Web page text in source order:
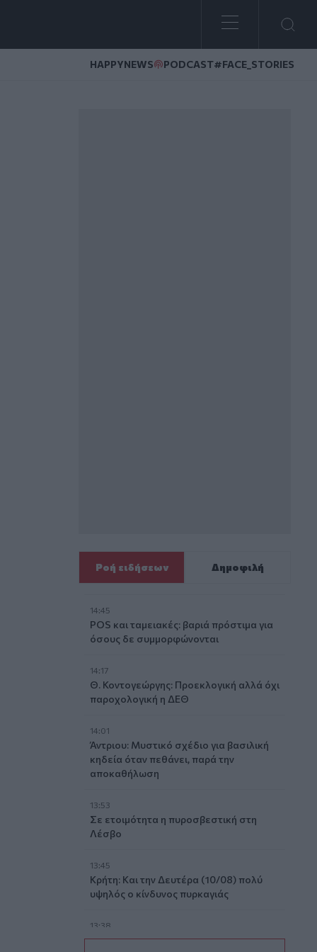
HAPPYNEWS PODCAST#FACE_STORIES
Ροή ειδήσεων Δημοφιλή
14:45
POS και ταμειακές: βαριά πρόστιμα για
όσους δε συμμορφώνονται
14:17
Θ. Κοντογεώργης: Προεκλογική αλλά όχι
παροχολογική η ΔΕΘ
14:01
Άντριου: Μυστικό σχέδιο για βασιλική
κηδεία όταν πεθάνει, παρά την
αποκαθήλωση
13:53
Σε ετοιμότητα η πυροσβεστική στη
Λέσβο
13:45
Κρήτη: Και την Δευτέρα (10/08) πολύ
υψηλός ο κίνδυνος πυρκαγιάς
13:38
Σκιάθος: Ανήλικος κατήγγειλε 17χρονο